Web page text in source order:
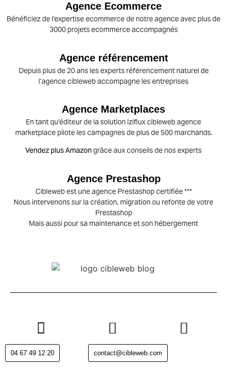
Agence Ecommerce
Bénéficiez de l’expertise ecommerce de notre agence avec plus de
3000 projets ecommerce accompagnés
Agence référencement
Depuis plus de 20 ans les experts référencement naturel de
l’agence cibleweb accompagne les entreprises
Agence Marketplaces
En tant qu’éditeur de la solution iziflux cibleweb agence
marketplace pilote les campagnes de plus de 500 marchands.
Vendez plus Amazongrâce aux conseils de nos experts
Agence Prestashop
Cibleweb est une agence Prestashop certifiée ***
Nous intervenons sur la création, migration ou refonte de votre
Prestashop
Mais aussi pour sa maintenance et son hébergement
04 67 49 12 20 contact@cibleweb.com